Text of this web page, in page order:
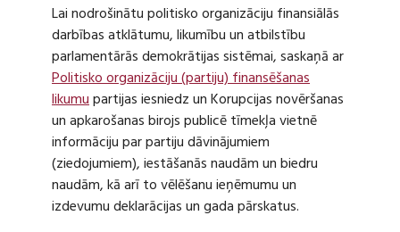
Lai nodrošinātu politisko organizāciju finansiālās
darbības atklātumu, likumību un atbilstību
parlamentārās demokrātijas sistēmai, saskaņā ar
Politisko organizāciju (partiju) finansēšanas
likumupartijas iesniedz un Korupcijas novēršanas
un apkarošanas birojs publicē tīmekļa vietnē
informāciju par partiju dāvinājumiem
(ziedojumiem), iestāšanās naudām un biedru
naudām, kā arī to vēlēšanu ieņēmumu un
izdevumu deklarācijas un gada pārskatus.